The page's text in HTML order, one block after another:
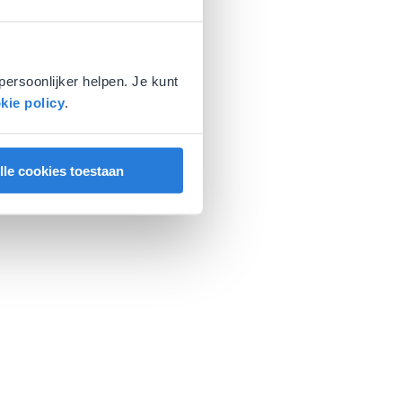
helpen. Je kunt
policy.
cookies toestaan